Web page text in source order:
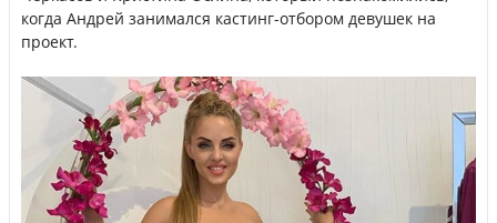
когда Андрей занимался кастинг-отбором девушек на
проект.